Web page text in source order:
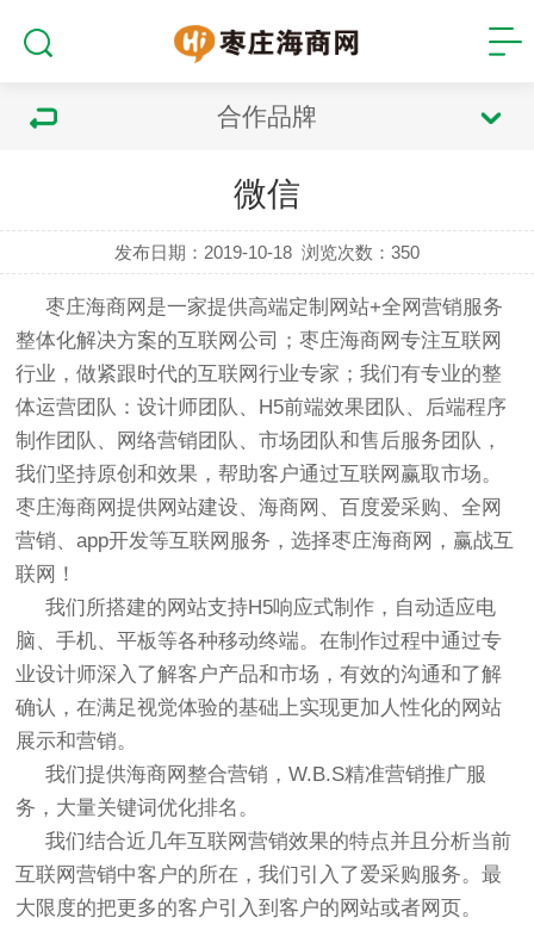
合作品牌
微信
发布日期：2019-10-18 浏览次数：350
枣庄海商网是一家提供高端定制网站+全网营销服务
整体化解决方案的互联网公司；枣庄海商网专注互联网
行业，做紧跟时代的互联网行业专家；我们有专业的整
体运营团队：设计师团队、H5前端效果团队、后端程序
制作团队、网络营销团队、市场团队和售后服务团队，
我们坚持原创和效果，帮助客户通过互联网赢取市场。
枣庄海商网提供网站建设、海商网、百度爱采购、全网
营销、app开发等互联网服务，选择枣庄海商网，赢战互
联网！
我们所搭建的网站支持H5响应式制作，自动适应电
脑、手机、平板等各种移动终端。在制作过程中通过专
业设计师深入了解客户产品和市场，有效的沟通和了解
确认，在满足视觉体验的基础上实现更加人性化的网站
展示和营销。
我们提供海商网整合营销，W.B.S精准营销推广服
务，大量关键词优化排名。
我们结合近几年互联网营销效果的特点并且分析当前
互联网营销中客户的所在，我们引入了爱采购服务。最
大限度的把更多的客户引入到客户的网站或者网页。